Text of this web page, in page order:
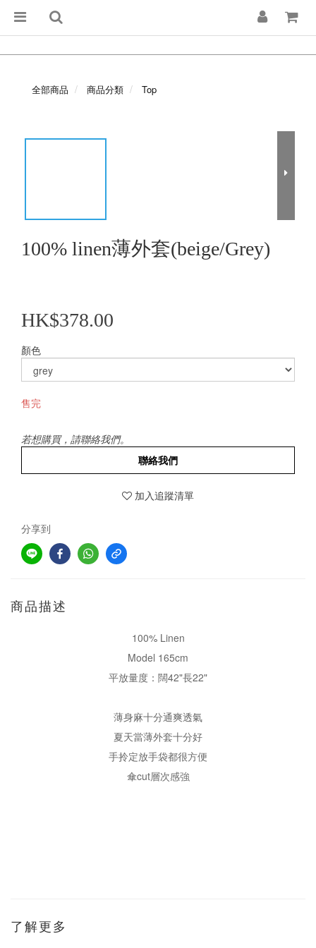
全部商品 商品分類 Top
100% linen薄外套(beige/Grey)
HK$378.00
顏色
售完
若想購買，請聯絡我們。
聯絡我們
加入追蹤清單
分享到
商品描述
100% Linen
Model 165cm
平放量度：闊42"長22"
薄身麻十分通爽透氣
夏天當薄外套十分好
手拎定放手袋都很方便
傘cut層次感強
了解更多